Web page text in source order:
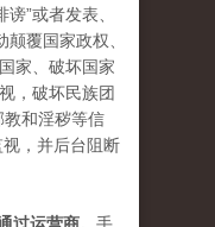
”或者发表、
覆国家政权、
家、破坏国家
，破坏民族团
教和淫秽等信
，并后台阻断